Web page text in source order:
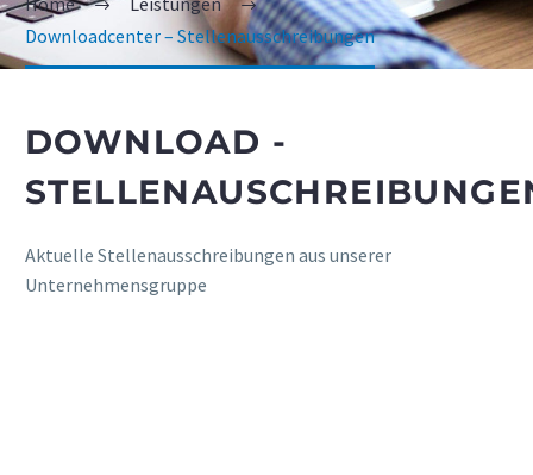
Downloadcenter – Stellenausschreibungen
DOWNLOAD -
Aktuelle Stellenausschreibungen aus unserer
Unternehmensgruppe